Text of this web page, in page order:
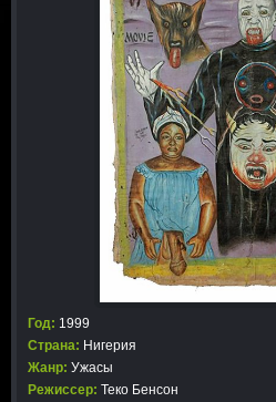
Год: 1999
Страна: Нигерия
Жанр: Ужасы
Режиссер: Теко Бенсон